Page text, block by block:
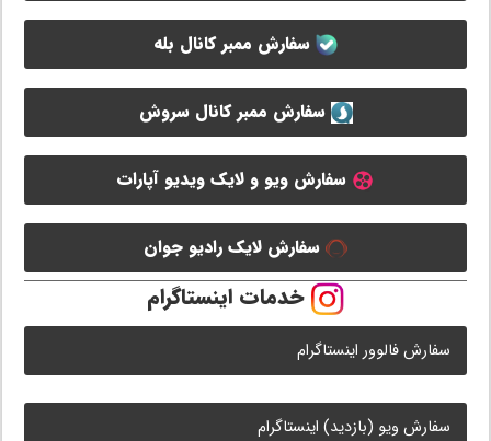
سفارش ممبر کانال بله
سفارش ممبر کانال سروش
سفارش ویو و لایک ویدیو آپارات
سفارش لایک رادیو جوان
خدمات اینستاگرام
سفارش فالوور اینستاگرام
سفارش ویو (بازدید) اینستاگرام